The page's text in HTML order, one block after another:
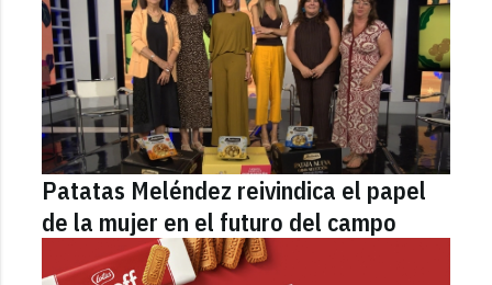
Patatas Meléndez reivindica el papel
de la mujer en el futuro del campo